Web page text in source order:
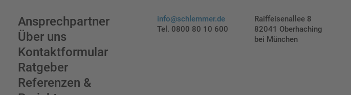
Ansprechpartner
Über uns
Kontaktformular
Ratgeber
Referenzen &
info@schlemmer.de
Tel. 0800 80 10 600
Raiffeisenallee 8
82041 Oberhaching
bei München